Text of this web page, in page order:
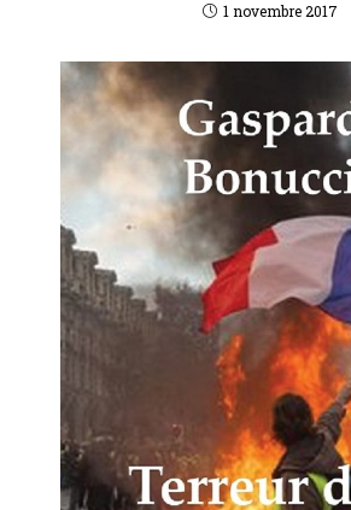
1 novembre 2017